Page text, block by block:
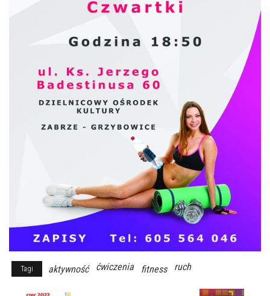
Tagi aktywność ćwiczenia fitness ruch